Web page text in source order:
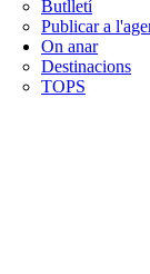
Butlletí
Publicar a
On anar
Destinacions
TOPS